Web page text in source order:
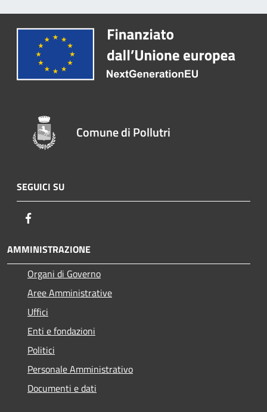
Comune di Pollutri
SEGUICI SU
AMMINISTRAZIONE
Organi di Governo
Aree Amministrative
Uffici
Enti e fondazioni
Politici
Personale Amministrativo
Documenti e dati